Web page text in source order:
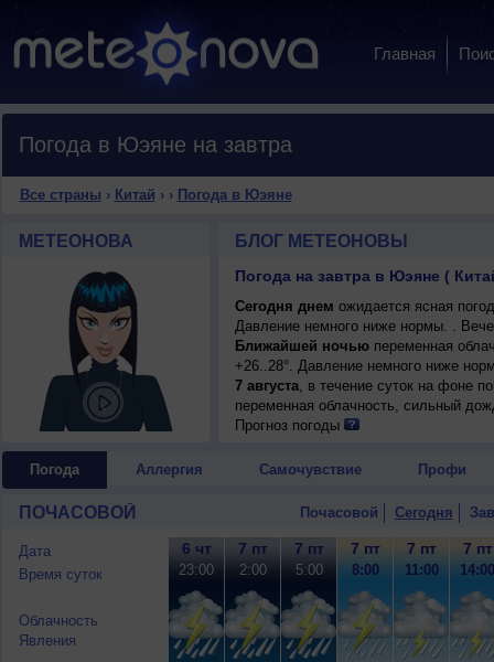
Главная
Погода в Юэяне на завтра
Все страны › Китай › › Погода в Юэяне
МЕТЕОНОВА БЛОГ МЕТЕОНОВЫ
Погода на завтра в Юэяне (
Сегодня днем ожидается ясная
Давление немного ниже нормы. .
Ближайшей ночьюпеременная
+26..28°. Давление немного ниже
7 августа, в течение суток на фоне
переменная облачность, сильный
+33..35°, ветер северный, умеренный.
Прогноз погоды
Погода Аллергия Самочувствие Профи
ПОЧАСОВОЙ Почасовой Сегодня
Дата
Время суток
Облачность
Явления
6 чт
23:00
7 пт
2:00
7 пт
5:00
7 пт
8:00
7 пт
11:00
7 пт
14:00